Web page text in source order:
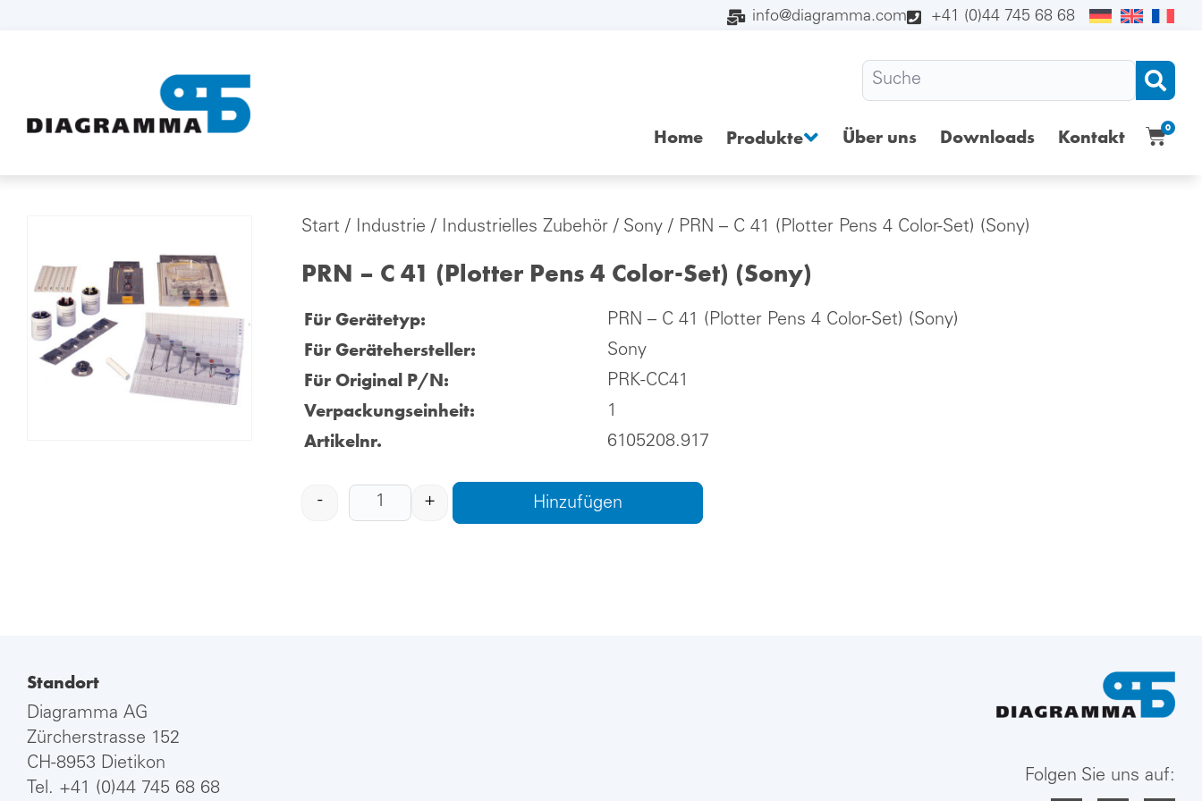
info@diagramma.com +41 (0)44 745 68 68
Home Produkte Über uns Downloads Kontakt 0
Start / Industrie / Industrielles Zubehör / Sony / PRN – C 41 (Plotter Pens 4 Color-Set) (Sony)
PRN – C 41 (Plotter Pens 4 Color-Set) (Sony)
Für Gerätetyp: PRN – C 41 (Plotter Pens 4 Color-Set) (Sony)
Für Gerätehersteller: Sony
Für Original P/N: PRK-CC41
Verpackungseinheit: 1
Artikelnr. 6105208.917
- + Hinzufügen
Standort
Diagramma AG
Zürcherstrasse 152
CH-8953 Dietikon
Tel. +41 (0)44 745 68 68
Folgen Sie uns auf: